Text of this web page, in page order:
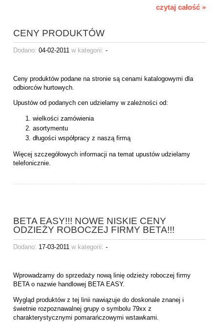
czytaj całość »
CENY PRODUKTÓW
Dodano: 04-02-2011 w kategorii: -
Ceny produktów podane na stronie są cenami katalogowymi dla
odbiorców hurtowych.
Upustów od podanych cen udzielamy w zależności od:
wielkości zamówienia
asortymentu
długości współpracy z naszą firmą
Więcej szczegółowych informacji na temat upustów udzielamy
telefonicznie.
BETA EASY!!! NOWE NISKIE CENY
ODZIEŻY ROBOCZEJ FIRMY BETA!!!
Dodano: 17-03-2011w kategorii: -
Wprowadzamy do sprzedaży nową linię odzieży roboczej firmy
BETA o nazwie handlowej BETA EASY.
Wygląd produktów z tej linii nawiązuje do doskonale znanej i
świetnie rozpoznawalnej grupy o symbolu 79xx z
charakterystycznymi pomarańczowymi wstawkami.